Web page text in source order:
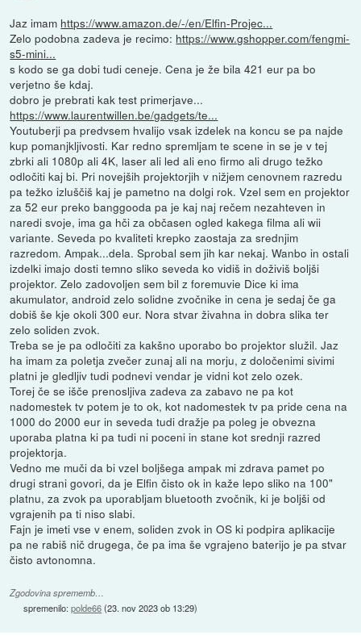
Jaz imam https://www.amazon.de/-/en/Elfin-Projec...
Zelo podobna zadeva je recimo: https://www.gshopper.com/fengmi-
s5-mini...
s kodo se ga dobi tudi ceneje. Cena je že bila 421 eur pa bo
verjetno še kdaj.
dobro je prebrati kak test primerjave...
https://www.laurentwillen.be/gadgets/te...
Youtuberji pa predvsem hvalijo vsak izdelek na koncu se pa najde
kup pomanjkljivosti. Kar redno spremljam te scene in se je v tej
zbrki ali 1080p ali 4K, laser ali led ali eno firmo ali drugo težko
odločiti kaj bi. Pri novejših projektorjih v nižjem cenovnem razredu
pa težko izluščiš kaj je pametno na dolgi rok. Vzel sem en projektor
za 52 eur preko banggooda pa je kaj naj rečem nezahteven in
naredi svoje, ima ga hči za občasen ogled kakega filma ali wii
variante. Seveda po kvaliteti krepko zaostaja za srednjim
razredom. Ampak...dela. Sprobal sem jih kar nekaj. Wanbo in ostali
izdelki imajo dosti temno sliko seveda ko vidiš in doživiš boljši
projektor. Zelo zadovoljen sem bil z foremuvie Dice ki ima
akumulator, android zelo solidne zvočnike in cena je sedaj če ga
dobiš še kje okoli 300 eur. Nora stvar živahna in dobra slika ter
zelo soliden zvok.
Treba se je pa odločiti za kakšno uporabo bo projektor služil. Jaz
ha imam za poletja zvečer zunaj ali na morju, z določenimi sivimi
platni je gledljiv tudi podnevi vendar je vidni kot zelo ozek.
Torej če se išče prenosljiva zadeva za zabavo ne pa kot
nadomestek tv potem je to ok, kot nadomestek tv pa pride cena na
1000 do 2000 eur in seveda tudi dražje pa poleg je obvezna
uporaba platna ki pa tudi ni poceni in stane kot srednji razred
projektorja.
Vedno me muči da bi vzel boljšega ampak mi zdrava pamet po
drugi strani govori, da je Elfin čisto ok in kaže lepo sliko na 100"
platnu, za zvok pa uporabljam bluetooth zvočnik, ki je boljši od
vgrajenih pa ti niso slabi.
Fajn je imeti vse v enem, soliden zvok in OS ki podpira aplikacije
pa ne rabiš nič drugega, če pa ima še vgrajeno baterijo je pa stvar
čisto avtonomna.
Zgodovina sprememb…
spremenilo:polde66(23. nov 2023 ob 13:29)